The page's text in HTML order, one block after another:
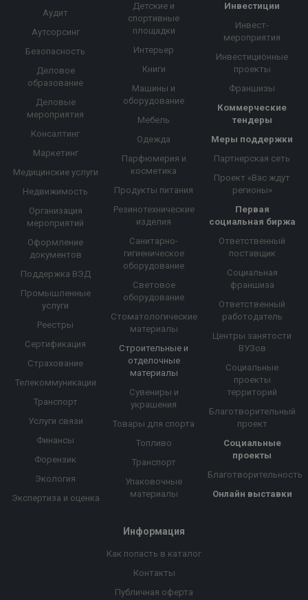
Аудит
Аутсорсинг
Безопасность
Деловое
образование
Деловые
мероприятия
Консалтинг
Маркетинг
Медицинские услуги
Недвижимость
Организация
мероприятий
Оформление
документов
Поддержка ВЭД
Промышленные
услуги
Реестры
Сертификация
Страхование
Телекоммуникации
Транспорт
Услуги связи
Финансы
Форензик
Экология
Экспертиза и оценка
Детские и
спортивные
площадки
Интерьер
Книги
Машины и
оборудование
Мебель
Одежда
Парфюмерия и
косметика
Продукты питания
Резинотехнические
изделия
Санитарно-
гигиеническое
оборудование
Световое
оборудование
Стоматологические
материалы
Строительные и
отделочные
материалы
Сувениры и
украшения
Товары для спорта
Топливо
Транспорт
Упаковочные
материалы
Инвестиции
Инвест-
мероприятия
Инвестиционные
проекты
Франшизы
Коммерческие
тендеры
Меры поддержки
Партнерская сеть
Проект «Вас ждут
регионы»
Первая
социальная биржа
Ответственный
поставщик
Социальная
франшиза
Ответственный
работодатель
Центры занятости
ВУЗов
Социальные
проекты
территорий
Благотворительный
проект
Социальные
проекты
Благотворительность
Онлайн выставки
Информация
Как попасть в каталог
Контакты
Публичная оферта